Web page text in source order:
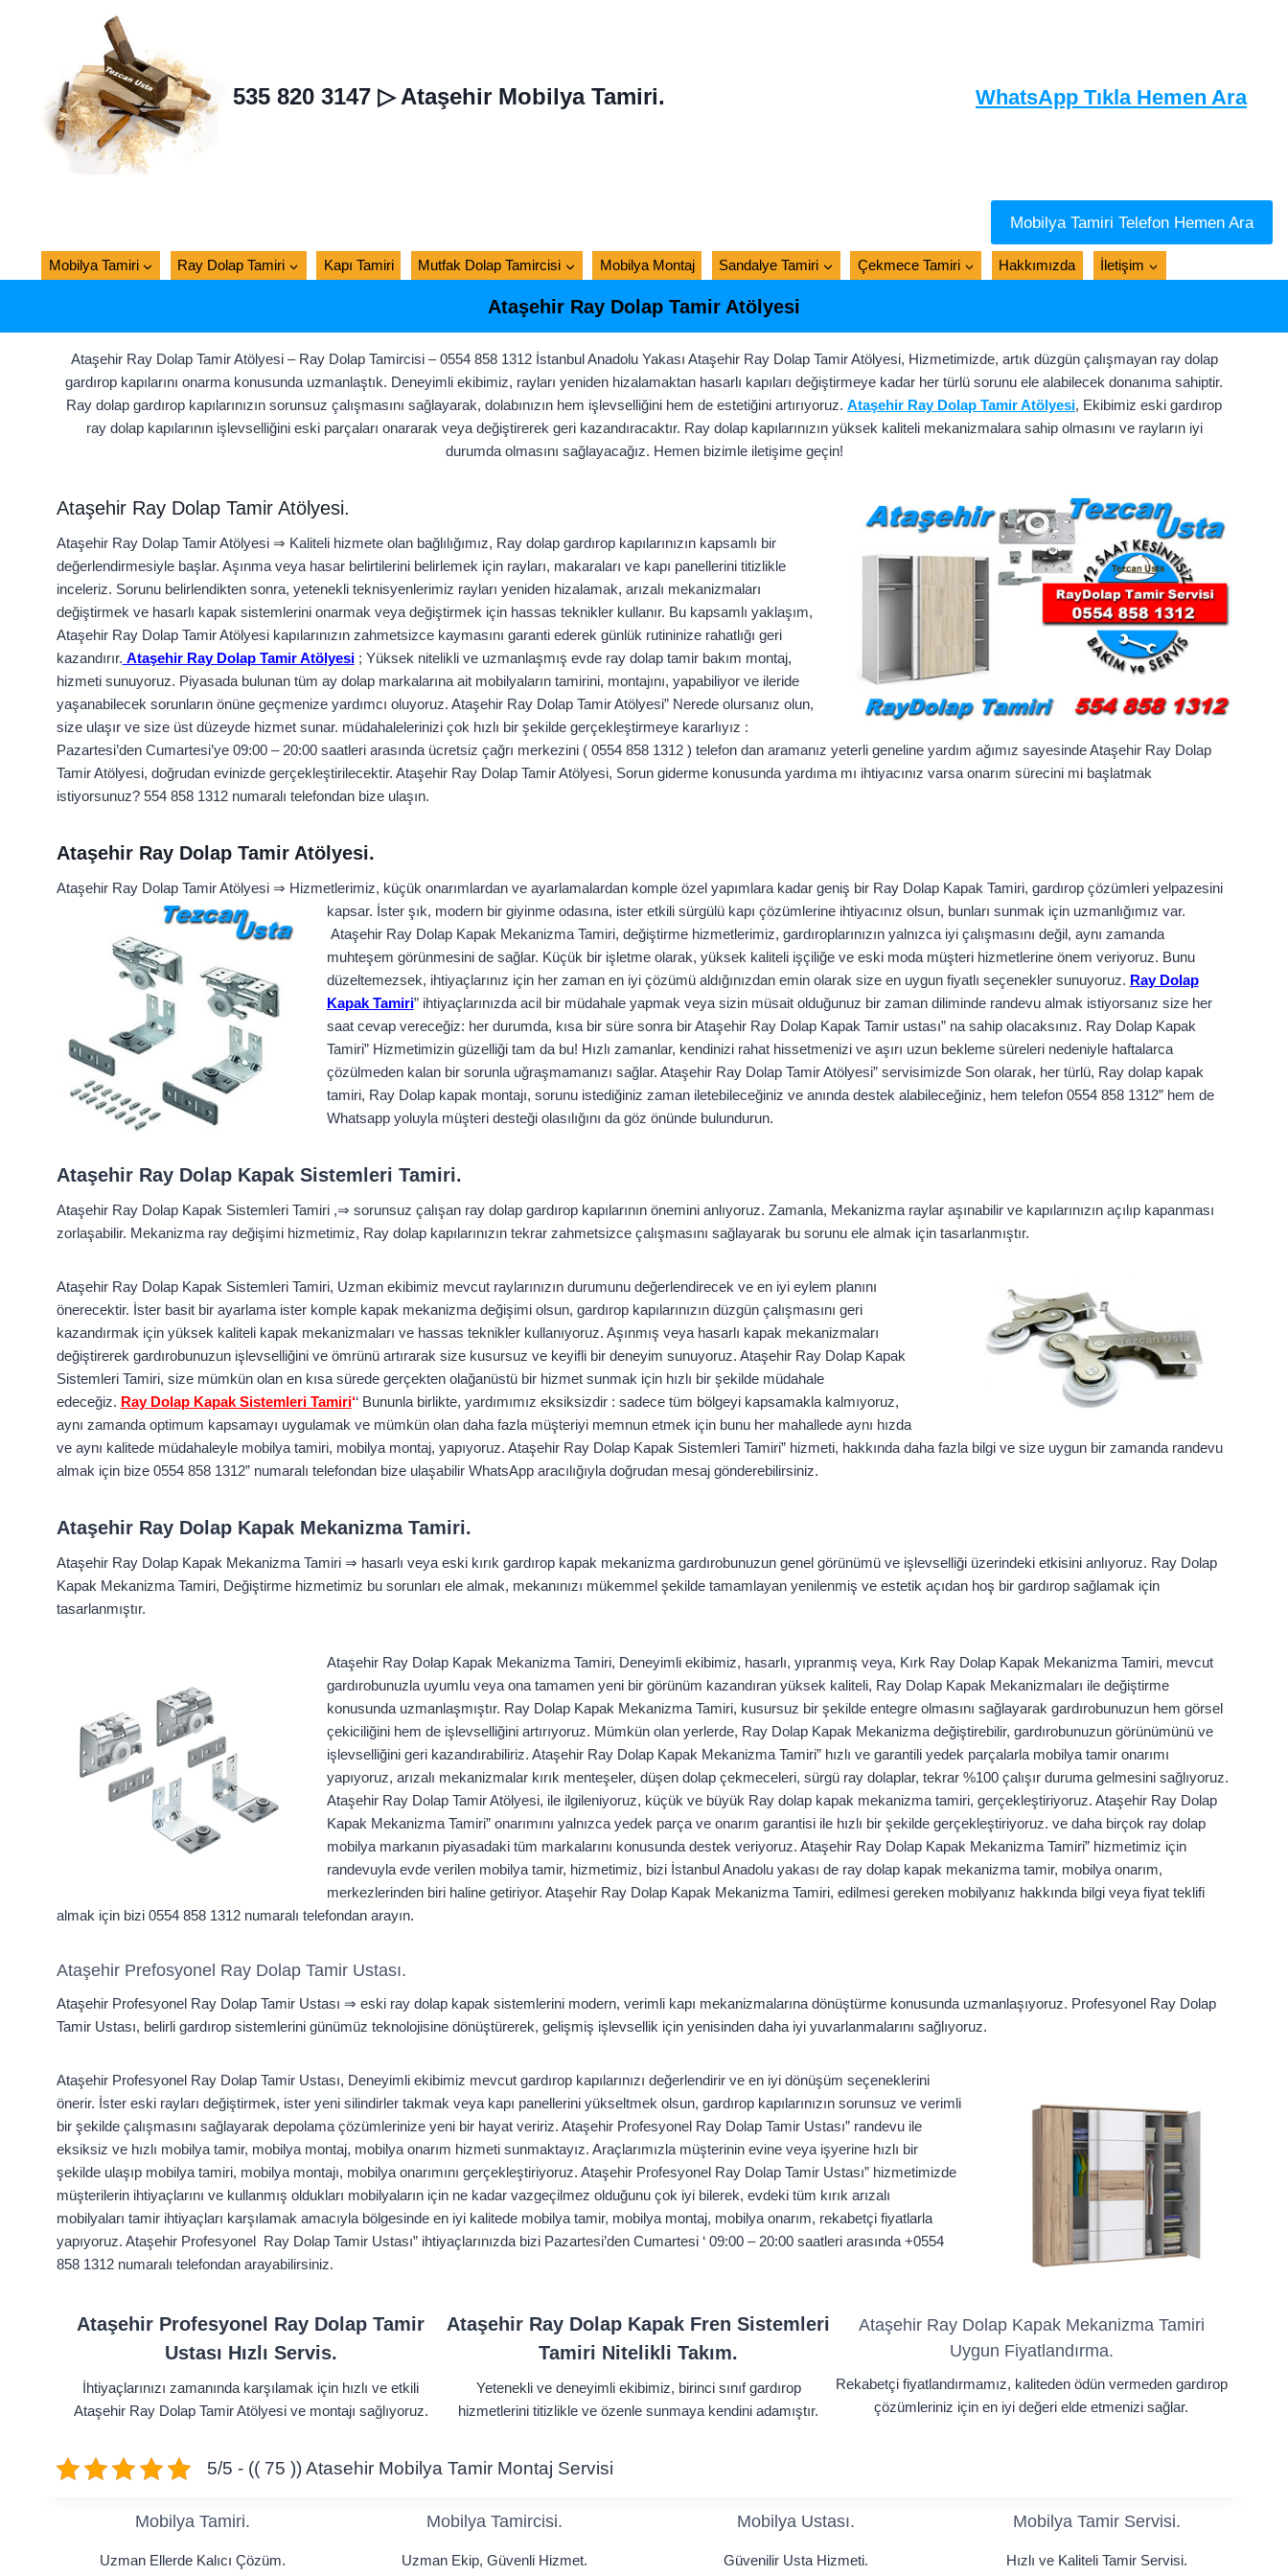
535 820 3147 ▷ Ataşehir Mobilya Tamiri. WhatsApp Tıkla Hemen Ara
Mobilya Tamiri Telefon Hemen Ara
Mobilya Tamiri Ray Dolap Tamiri Kapı Tamiri Mutfak Dolap Tamircisi Mobilya Montaj Sandalye Tamiri Çekmece Tamiri Hakkımızda İletişim
Ataşehir Ray Dolap Tamir Atölyesi
Ataşehir Ray Dolap Tamir Atölyesi – Ray Dolap Tamircisi – 0554 858 1312 İstanbul Anadolu Yakası Ataşehir Ray Dolap Tamir Atölyesi, Hizmetimizde, artık düzgün çalışmayan ray dolap
gardırop kapılarını onarma konusunda uzmanlaştık. Deneyimli ekibimiz, rayları yeniden hizalamaktan hasarlı kapıları değiştirmeye kadar her türlü sorunu ele alabilecek donanıma sahiptir.
Ray dolap gardırop kapılarınızın sorunsuz çalışmasını sağlayarak, dolabınızın hem işlevselliğini hem de estetiğini artırıyoruz. Ataşehir Ray Dolap Tamir Atölyesi, Ekibimiz eski gardırop
ray dolap kapılarının işlevselliğini eski parçaları onararak veya değiştirerek geri kazandıracaktır. Ray dolap kapılarınızın yüksek kaliteli mekanizmalara sahip olmasını ve rayların iyi
durumda olmasını sağlayacağız. Hemen bizimle iletişime geçin!
Ataşehir Ray Dolap Tamir Atölyesi.
Ataşehir Ray Dolap Tamir Atölyesi ⇒ Kaliteli hizmete olan bağlılığımız, Ray dolap gardırop kapılarınızın kapsamlı bir
değerlendirmesiyle başlar. Aşınma veya hasar belirtilerini belirlemek için rayları, makaraları ve kapı panellerini titizlikle
inceleriz. Sorunu belirlendikten sonra, yetenekli teknisyenlerimiz rayları yeniden hizalamak, arızalı mekanizmaları
değiştirmek ve hasarlı kapak sistemlerini onarmak veya değiştirmek için hassas teknikler kullanır. Bu kapsamlı yaklaşım,
Ataşehir Ray Dolap Tamir Atölyesi kapılarınızın zahmetsizce kaymasını garanti ederek günlük rutininize rahatlığı geri
kazandırır. Ataşehir Ray Dolap Tamir Atölyesi; Yüksek nitelikli ve uzmanlaşmış evde ray dolap tamir bakım montaj,
hizmeti sunuyoruz. Piyasada bulunan tüm ay dolap markalarına ait mobilyaların tamirini, montajını, yapabiliyor ve ileride
yaşanabilecek sorunların önüne geçmenize yardımcı oluyoruz. Ataşehir Ray Dolap Tamir Atölyesi” Nerede olursanız olun,
size ulaşır ve size üst düzeyde hizmet sunar. müdahalelerinizi çok hızlı bir şekilde gerçekleştirmeye kararlıyız :
Pazartesi’den Cumartesi’ye 09:00 – 20:00 saatleri arasında ücretsiz çağrı merkezini ( 0554 858 1312 ) telefon dan aramanız yeterli geneline yardım ağımız sayesinde Ataşehir Ray Dolap
Tamir Atölyesi, doğrudan evinizde gerçekleştirilecektir. Ataşehir Ray Dolap Tamir Atölyesi, Sorun giderme konusunda yardıma mı ihtiyacınız varsa onarım sürecini mi başlatmak
istiyorsunuz? 554 858 1312 numaralı telefondan bize ulaşın.
Ataşehir Ray Dolap Tamir Atölyesi.
Ataşehir Ray Dolap Tamir Atölyesi ⇒ Hizmetlerimiz, küçük onarımlardan ve ayarlamalardan komple özel yapımlara kadar geniş bir Ray Dolap Kapak Tamiri, gardırop çözümleri yelpazesini
kapsar. İster şık, modern bir giyinme odasına, ister etkili sürgülü kapı çözümlerine ihtiyacınız olsun, bunları sunmak için uzmanlığımız var.
Ataşehir Ray Dolap Kapak Mekanizma Tamiri, değiştirme hizmetlerimiz, gardıroplarınızın yalnızca iyi çalışmasını değil, aynı zamanda
muhteşem görünmesini de sağlar. Küçük bir işletme olarak, yüksek kaliteli işçiliğe ve eski moda müşteri hizmetlerine önem veriyoruz. Bunu
düzeltemezsek, ihtiyaçlarınız için her zaman en iyi çözümü aldığınızdan emin olarak size en uygun fiyatlı seçenekler sunuyoruz. Ray Dolap
Kapak Tamiri” ihtiyaçlarınızda acil bir müdahale yapmak veya sizin müsait olduğunuz bir zaman diliminde randevu almak istiyorsanız size her
saat cevap vereceğiz: her durumda, kısa bir süre sonra bir Ataşehir Ray Dolap Kapak Tamir ustası” na sahip olacaksınız. Ray Dolap Kapak
Tamiri” Hizmetimizin güzelliği tam da bu! Hızlı zamanlar, kendinizi rahat hissetmenizi ve aşırı uzun bekleme süreleri nedeniyle haftalarca
çözülmeden kalan bir sorunla uğraşmamanızı sağlar. Ataşehir Ray Dolap Tamir Atölyesi” servisimizde Son olarak, her türlü, Ray dolap kapak
tamiri, Ray Dolap kapak montajı, sorunu istediğiniz zaman iletebileceğiniz ve anında destek alabileceğiniz, hem telefon 0554 858 1312” hem de
Whatsapp yoluyla müşteri desteği olasılığını da göz önünde bulundurun.
Ataşehir Ray Dolap Kapak Sistemleri Tamiri.
Ataşehir Ray Dolap Kapak Sistemleri Tamiri ,⇒ sorunsuz çalışan ray dolap gardırop kapılarının önemini anlıyoruz. Zamanla, Mekanizma raylar aşınabilir ve kapılarınızın açılıp kapanması
zorlaşabilir. Mekanizma ray değişimi hizmetimiz, Ray dolap kapılarınızın tekrar zahmetsizce çalışmasını sağlayarak bu sorunu ele almak için tasarlanmıştır.
Ataşehir Ray Dolap Kapak Sistemleri Tamiri, Uzman ekibimiz mevcut raylarınızın durumunu değerlendirecek ve en iyi eylem planını
önerecektir. İster basit bir ayarlama ister komple kapak mekanizma değişimi olsun, gardırop kapılarınızın düzgün çalışmasını geri
kazandırmak için yüksek kaliteli kapak mekanizmaları ve hassas teknikler kullanıyoruz. Aşınmış veya hasarlı kapak mekanizmaları
değiştirerek gardırobunuzun işlevselliğini ve ömrünü artırarak size kusursuz ve keyifli bir deneyim sunuyoruz. Ataşehir Ray Dolap Kapak
Sistemleri Tamiri, size mümkün olan en kısa sürede gerçekten olağanüstü bir hizmet sunmak için hızlı bir şekilde müdahale
edeceğiz. Ray Dolap Kapak Sistemleri Tamiri‘‘ Bununla birlikte, yardımımız eksiksizdir : sadece tüm bölgeyi kapsamakla kalmıyoruz,
aynı zamanda optimum kapsamayı uygulamak ve mümkün olan daha fazla müşteriyi memnun etmek için bunu her mahallede aynı hızda
ve aynı kalitede müdahaleyle mobilya tamiri, mobilya montaj, yapıyoruz. Ataşehir Ray Dolap Kapak Sistemleri Tamiri” hizmeti, hakkında daha fazla bilgi ve size uygun bir zamanda randevu
almak için bize 0554 858 1312” numaralı telefondan bize ulaşabilir WhatsApp aracılığıyla doğrudan mesaj gönderebilirsiniz.
Ataşehir Ray Dolap Kapak Mekanizma Tamiri.
Ataşehir Ray Dolap Kapak Mekanizma Tamiri ⇒ hasarlı veya eski kırık gardırop kapak mekanizma gardırobunuzun genel görünümü ve işlevselliği üzerindeki etkisini anlıyoruz. Ray Dolap
Kapak Mekanizma Tamiri, Değiştirme hizmetimiz bu sorunları ele almak, mekanınızı mükemmel şekilde tamamlayan yenilenmiş ve estetik açıdan hoş bir gardırop sağlamak için
tasarlanmıştır.
Ataşehir Ray Dolap Kapak Mekanizma Tamiri, Deneyimli ekibimiz, hasarlı, yıpranmış veya, Kırk Ray Dolap Kapak Mekanizma Tamiri, mevcut
gardırobunuzla uyumlu veya ona tamamen yeni bir görünüm kazandıran yüksek kaliteli, Ray Dolap Kapak Mekanizmaları ile değiştirme
konusunda uzmanlaşmıştır. Ray Dolap Kapak Mekanizma Tamiri, kusursuz bir şekilde entegre olmasını sağlayarak gardırobunuzun hem görsel
çekiciliğini hem de işlevselliğini artırıyoruz. Mümkün olan yerlerde, Ray Dolap Kapak Mekanizma değiştirebilir, gardırobunuzun görünümünü ve
işlevselliğini geri kazandırabiliriz. Ataşehir Ray Dolap Kapak Mekanizma Tamiri” hızlı ve garantili yedek parçalarla mobilya tamir onarımı
yapıyoruz, arızalı mekanizmalar kırık menteşeler, düşen dolap çekmeceleri, sürgü ray dolaplar, tekrar %100 çalışır duruma gelmesini sağlıyoruz.
Ataşehir Ray Dolap Tamir Atölyesi, ile ilgileniyoruz, küçük ve büyük Ray dolap kapak mekanizma tamiri, gerçekleştiriyoruz. Ataşehir Ray Dolap
Kapak Mekanizma Tamiri” onarımını yalnızca yedek parça ve onarım garantisi ile hızlı bir şekilde gerçekleştiriyoruz. ve daha birçok ray dolap
mobilya markanın piyasadaki tüm markalarını konusunda destek veriyoruz. Ataşehir Ray Dolap Kapak Mekanizma Tamiri” hizmetimiz için
randevuyla evde verilen mobilya tamir, hizmetimiz, bizi İstanbul Anadolu yakası de ray dolap kapak mekanizma tamir, mobilya onarım,
merkezlerinden biri haline getiriyor. Ataşehir Ray Dolap Kapak Mekanizma Tamiri, edilmesi gereken mobilyanız hakkında bilgi veya fiyat teklifi
almak için bizi 0554 858 1312 numaralı telefondan arayın.
Ataşehir Prefosyonel Ray Dolap Tamir Ustası.
Ataşehir Profesyonel Ray Dolap Tamir Ustası ⇒ eski ray dolap kapak sistemlerini modern, verimli kapı mekanizmalarına dönüştürme konusunda uzmanlaşıyoruz. Profesyonel Ray Dolap
Tamir Ustası, belirli gardırop sistemlerini günümüz teknolojisine dönüştürerek, gelişmiş işlevsellik için yenisinden daha iyi yuvarlanmalarını sağlıyoruz.
Ataşehir Profesyonel Ray Dolap Tamir Ustası, Deneyimli ekibimiz mevcut gardırop kapılarınızı değerlendirir ve en iyi dönüşüm seçeneklerini
önerir. İster eski rayları değiştirmek, ister yeni silindirler takmak veya kapı panellerini yükseltmek olsun, gardırop kapılarınızın sorunsuz ve verimli
bir şekilde çalışmasını sağlayarak depolama çözümlerinize yeni bir hayat veririz. Ataşehir Profesyonel Ray Dolap Tamir Ustası” randevu ile
eksiksiz ve hızlı mobilya tamir, mobilya montaj, mobilya onarım hizmeti sunmaktayız. Araçlarımızla müşterinin evine veya işyerine hızlı bir
şekilde ulaşıp mobilya tamiri, mobilya montajı, mobilya onarımını gerçekleştiriyoruz. Ataşehir Profesyonel Ray Dolap Tamir Ustası” hizmetimizde
müşterilerin ihtiyaçlarını ve kullanmış oldukları mobilyaların için ne kadar vazgeçilmez olduğunu çok iyi bilerek, evdeki tüm kırık arızalı
mobilyaları tamir ihtiyaçları karşılamak amacıyla bölgesinde en iyi kalitede mobilya tamir, mobilya montaj, mobilya onarım, rekabetçi fiyatlarla
yapıyoruz. Ataşehir Profesyonel Ray Dolap Tamir Ustası” ihtiyaçlarınızda bizi Pazartesi’den Cumartesi ‘ 09:00 – 20:00 saatleri arasında +0554
858 1312 numaralı telefondan arayabilirsiniz.
Ataşehir Profesyonel Ray Dolap Tamir
Ustası Hızlı Servis.
İhtiyaçlarınızı zamanında karşılamak için hızlı ve etkili
Ataşehir Ray Dolap Tamir Atölyesi ve montajı sağlıyoruz.
Ataşehir Ray Dolap Kapak Fren Sistemleri
Tamiri Nitelikli Takım.
Yetenekli ve deneyimli ekibimiz, birinci sınıf gardırop
hizmetlerini titizlikle ve özenle sunmaya kendini adamıştır.
Ataşehir Ray Dolap Kapak Mekanizma Tamiri
Uygun Fiyatlandırma.
Rekabetçi fiyatlandırmamız, kaliteden ödün vermeden gardırop
çözümleriniz için en iyi değeri elde etmenizi sağlar.
5/5 - (( 75 )) Atasehir Mobilya Tamir Montaj Servisi
Mobilya Tamiri.
Uzman Ellerde Kalıcı Çözüm.
Mobilya Tamircisi.
Uzman Ekip, Güvenli Hizmet.
Mobilya Ustası.
Güvenilir Usta Hizmeti.
Mobilya Tamir Servisi.
Hızlı ve Kaliteli Tamir Servisi.